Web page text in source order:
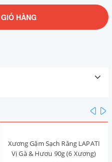
HÀNG
Xương Gặm Sạch Răng LAPATI
Vị Gà & Hươu 90g (6 Xương)